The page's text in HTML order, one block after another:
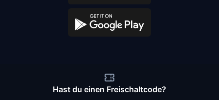
Hast du einen Freischaltcode?